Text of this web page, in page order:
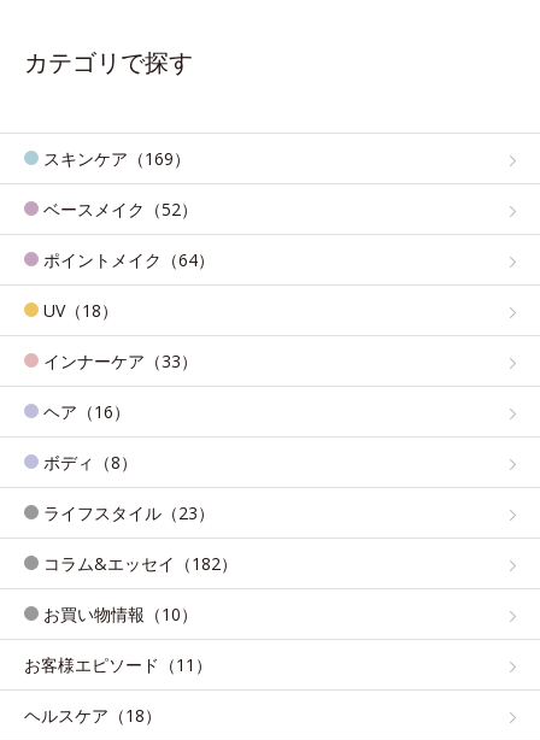
カテゴリで探す
スキンケア（169）
ベースメイク（52）
ポイントメイク（64）
UV（18）
インナーケア（33）
ヘア（16）
ボディ（8）
ライフスタイル（23）
コラム&エッセイ（182）
お買い物情報（10）
お客様エピソード（11）
ヘルスケア（18）